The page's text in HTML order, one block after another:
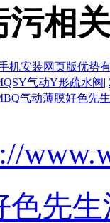
相
机安装网页版优势
气动Y形疏水阀|
气动薄膜好色先
色先